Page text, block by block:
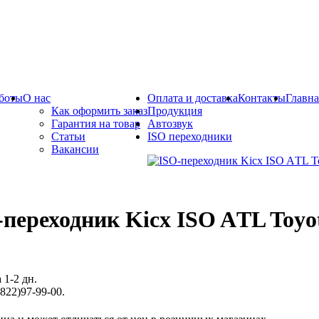
О нас
Как оформить заказ
Гарантия на товар
Статьи
Вакансии
Оплата и доставкаКонтакты
Продукция
Автозвук
ISO переходники
Kicx ISO AТL
1-2 дн.
99-00.